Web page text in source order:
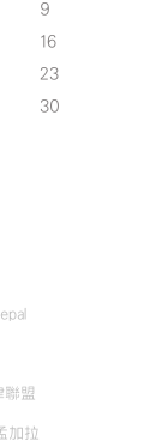
9
16
23
30
聯盟
加拉